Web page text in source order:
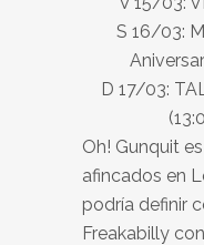
S 16/03:
D 17/03:
Oh! Gunquit
afincados en
podría definir
Freakabilly